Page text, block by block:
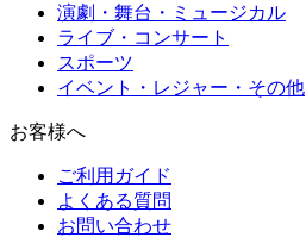
演劇・舞台・ミュージカル
ライブ・コンサート
スポーツ
イベント・レジャー・その他
お客様へ
ご利用ガイド
よくある質問
お問い合わせ